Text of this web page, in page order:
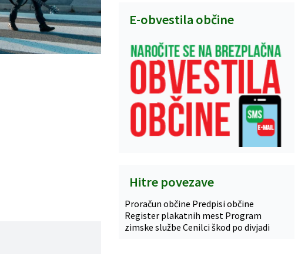
E-obvestila občine
Hitre povezave
Proračun občine Predpisi občine
Register plakatnih mest Program
zimske službe Cenilci škod po divjadi